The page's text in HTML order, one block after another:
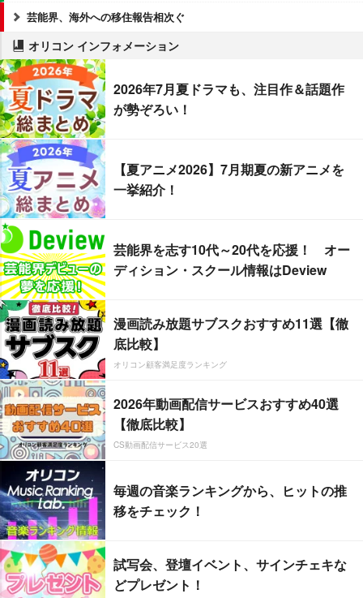
芸能界、海外への移住報告相次ぐ
オリコン インフォメーション
2026年7月夏ドラマも、注目作＆話題作
が勢ぞろい！
【夏アニメ2026】7月期夏の新アニメを
一挙紹介！
芸能界を志す10代～20代を応援！ オー
ディション・スクール情報はDeview
漫画読み放題サブスクおすすめ11選【徹
底比較】
オリコン顧客満足度ランキング
2026年動画配信サービスおすすめ40選
【徹底比較】
CS動画配信サービス20選
毎週の音楽ランキングから、ヒットの推
移をチェック！
試写会、登壇イベント、サインチェキな
どプレゼント！